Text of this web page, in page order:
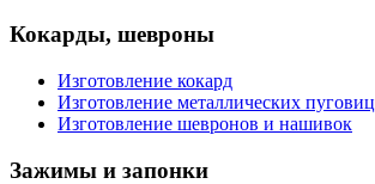
Кокарды, шевроны
Изготовление кокард
Изготовление металлических пуговиц
Изготовление шевронов и нашивок
Зажимы и запонки